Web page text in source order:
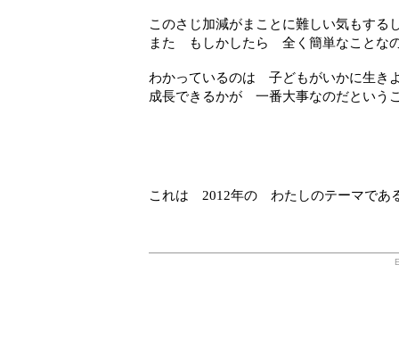
このさじ加減がまことに難しい気もする
また もしかしたら 全く簡単なことな
わかっているのは 子どもがいかに生
成長できるかが 一番大事なのだという
これは 2012年の わたしのテーマであ